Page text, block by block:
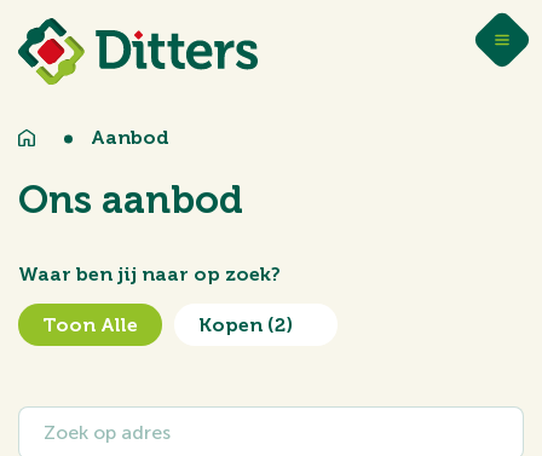
Aanbod
Ons aanbod
Waar ben jij naar op zoek?
Toon Alle Kopen (2)